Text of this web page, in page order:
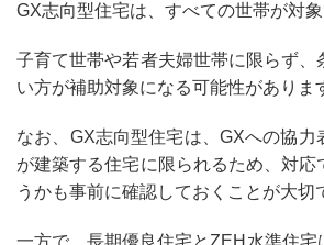
GX志向型住宅は、すべての世帯が対象
子育て世帯や若者夫婦世帯に限らず、
い方が補助対象になる可能性がありま
なお、GX志向型住宅は、GXへの協力
が建築する住宅に限られるため、対応
うかも事前に確認しておくことが大切